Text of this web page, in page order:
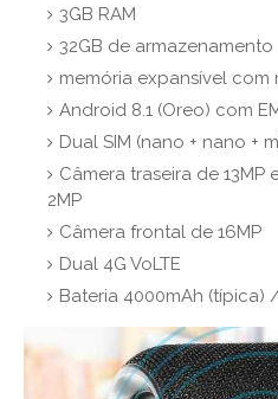
3GB RAM
32GB de armazenamento
memória expansível com
Android 8.1 (Oreo) com
Dual SIM (nano + nano +
Câmera traseira de
2MP
Câmera frontal de 16MP
Dual 4G VoLTE
Bateria 4000mAh (típica)